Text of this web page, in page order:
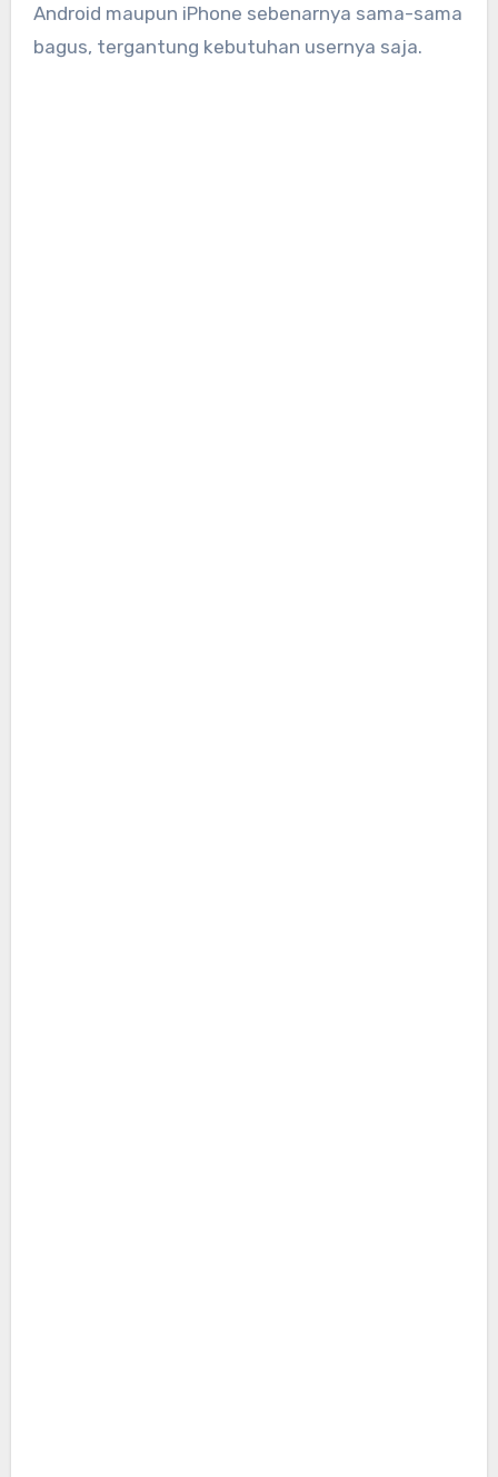
Android maupun iPhone sebenarnya sama-sama
bagus, tergantung kebutuhan usernya saja.